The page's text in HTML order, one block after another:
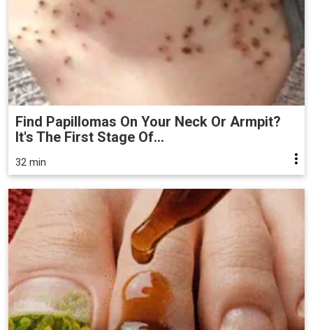
Find Papillomas On Your Neck Or Armpit?
It's The First Stage Of...
32 min